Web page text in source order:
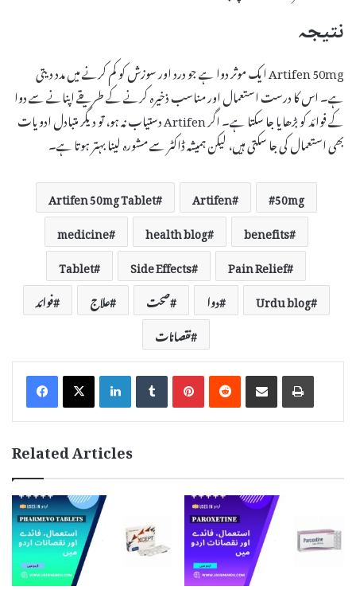
نتیجہ
Artifen 50mg ایک موثر دوا ہے جو درد اور سوزش کو کم کرنے میں مدد دیتی
ہے۔ اس کا درست استعمال اور مناسب ذخیرہ کرنے کے طریقے اپنانے سے دوا
کے فوائد کو بڑھایا جا سکتا ہے۔ اگر Artifen دستیاب نہ ہو، تو دیگر متبادل ادویات
بھی استعمال کی جا سکتی ہیں، لیکن ہمیشہ ڈاکٹر سے مشورہ لینا بہتر ہوتا ہے۔
50mg
Artifen
Artifen 50mg Tablet
benefits
health blog
medicine
Pain Relief
Side Effects
Tablet
Urdu blog
دوا صحت علاج
فوائد
نقصانات
LinkedInTumblrPinterestReddit Share via Email Print
Related Articles